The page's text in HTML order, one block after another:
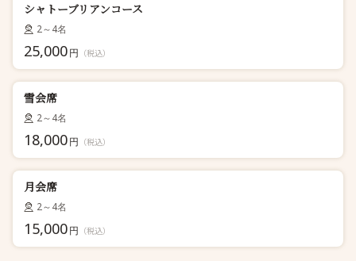
シャトーブリアンコース
2～4名
25,000円 （税込）
雪会席
2～4名
18,000円 （税込）
月会席
2～4名
15,000円 （税込）